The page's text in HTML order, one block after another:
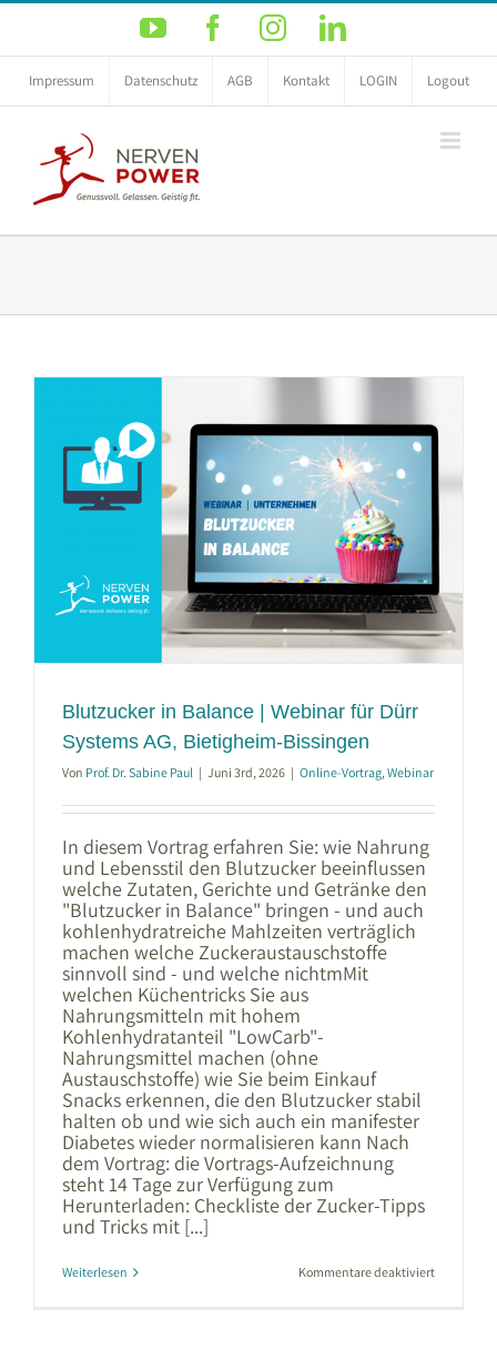
Zum
springen
YouTubeFacebookInstagramLinkedIn
Impressum Datenschutz AGB Kontakt LOGIN Logout
Blutzucker in Balance | Webinar für Dürr
Systems AG, Bietigheim-Bissingen
Von Prof. Dr. Sabine Paul | Juni 3rd, 2026 | Online-Vortrag,Webinar
In diesem Vortrag erfahren Sie: wie Nahrung
und Lebensstil den Blutzucker beeinflussen
welche Zutaten, Gerichte und Getränke den
"Blutzucker in Balance" bringen - und auch
kohlenhydratreiche Mahlzeiten verträglich
machen welche Zuckeraustauschstoffe
sinnvoll sind - und welche nichtmMit
welchen Küchentricks Sie aus
Nahrungsmitteln mit hohem
Kohlenhydratanteil "LowCarb"-
Nahrungsmittel machen (ohne
Austauschstoffe) wie Sie beim Einkauf
Snacks erkennen, die den Blutzucker stabil
halten ob und wie sich auch ein manifester
Diabetes wieder normalisieren kann Nach
dem Vortrag: die Vortrags-Aufzeichnung
steht 14 Tage zur Verfügung zum
Herunterladen: Checkliste der Zucker-Tipps
und Tricks mit [...]
Weiterlesen Kommentare deaktiviertfür